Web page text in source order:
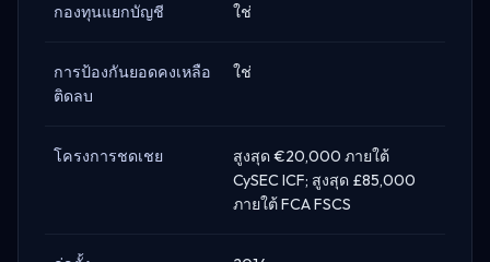
กองทุนแยกบัญชี ใช่
การป้องกันยอดคงเหลือ
ติดลบ
ใช่
โครงการชดเชย
สูงสุด €20,000 ภายใต้
CySEC ICF; สูงสุด £85,000
ภายใต้ FCA FSCS